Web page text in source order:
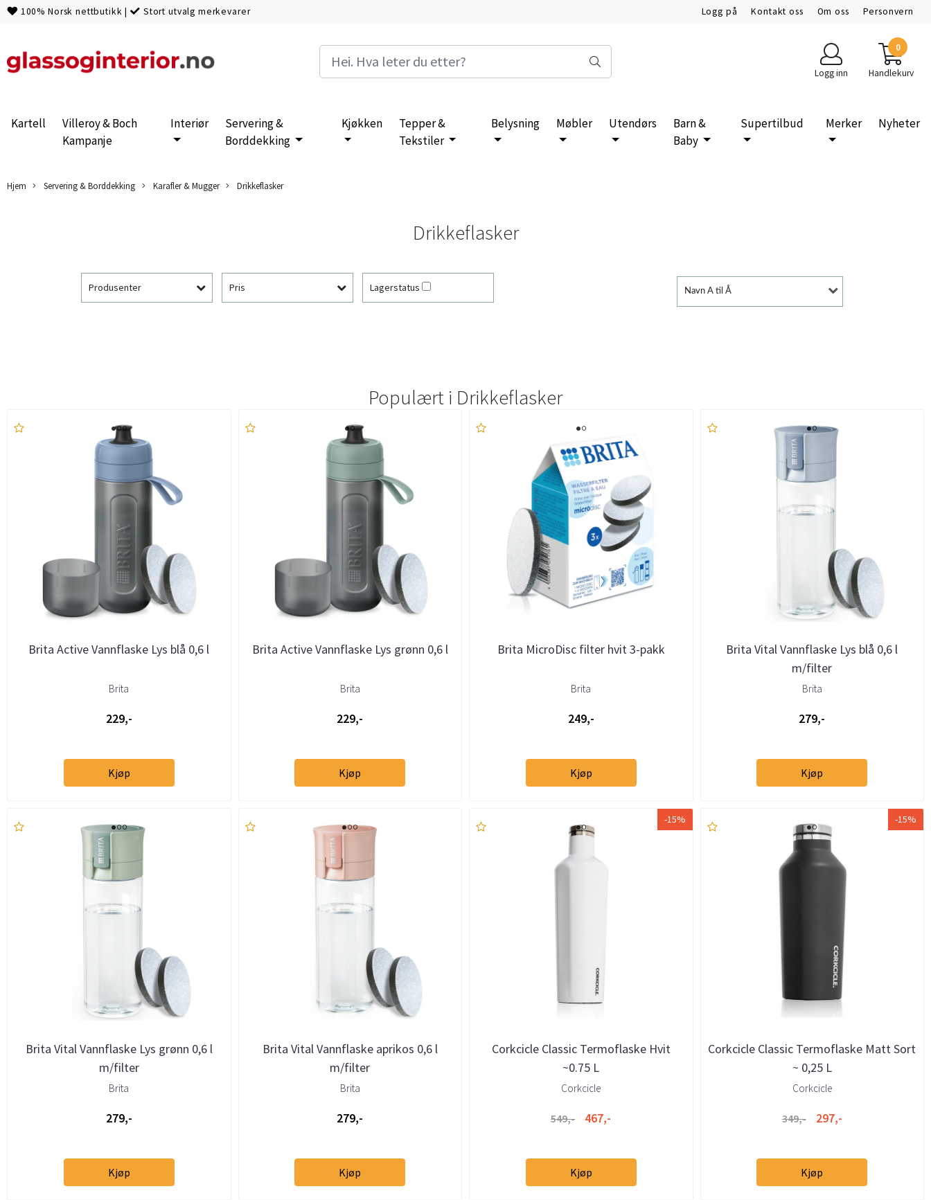
100% Norsk nettbutikk | Stort utvalg merkevarer Logg på Kontakt oss Om oss Personvern
Logg inn
0
Handlekurv
Kartell
Villeroy & Boch
Kampanje
Interiør
Servering &
Borddekking
Kjøkken
Tepper &
Tekstiler
Belysning Møbler Utendørs
Barn &
Baby
Supertilbud Merker Nyheter
Hjem Servering & Borddekking Karafler & Mugger Drikkeflasker
Drikkeflasker
Produsenter Pris Lagerstatus Navn A til Å
Populært i Drikkeflasker
Brita Active Vannflaske Lys blå 0,6 l
Brita
229,-
Kjøp
Brita Active Vannflaske Lys grønn 0,6 l
Brita
229,-
Kjøp
Brita MicroDisc filter hvit 3-pakk
Brita
249,-
Kjøp
Brita Vital Vannflaske Lys blå 0,6 l
m/filter
Brita
279,-
Kjøp
Brita Vital Vannflaske Lys grønn 0,6 l
m/filter
Brita
279,-
Kjøp
Brita Vital Vannflaske aprikos 0,6 l
m/filter
Brita
279,-
Kjøp
-15%
Corkcicle Classic Termoflaske Hvit
~0.75 L
Corkcicle
549,- 467,-
Kjøp
-15%
Corkcicle Classic Termoflaske Matt Sort
~ 0,25 L
Corkcicle
349,- 297,-
Kjøp